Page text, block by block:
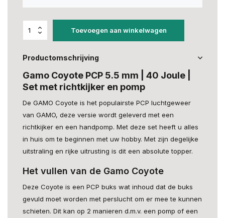
Toevoegen aan winkelwagen
Productomschrijving
Gamo Coyote PCP 5.5 mm | 40 Joule |
Set met richtkijker en pomp
De GAMO Coyote is het populairste PCP luchtgeweer
van GAMO, deze versie wordt geleverd met een
richtkijker en een handpomp. Met deze set heeft u alles
in huis om te beginnen met uw hobby. Met zijn degelijke
uitstraling en rijke uitrusting is dit een absolute topper.
Het vullen van de Gamo Coyote
Deze Coyote is een PCP buks wat inhoud dat de buks
gevuld moet worden met perslucht om er mee te kunnen
schieten. Dit kan op 2 manieren d.m.v. een pomp of een